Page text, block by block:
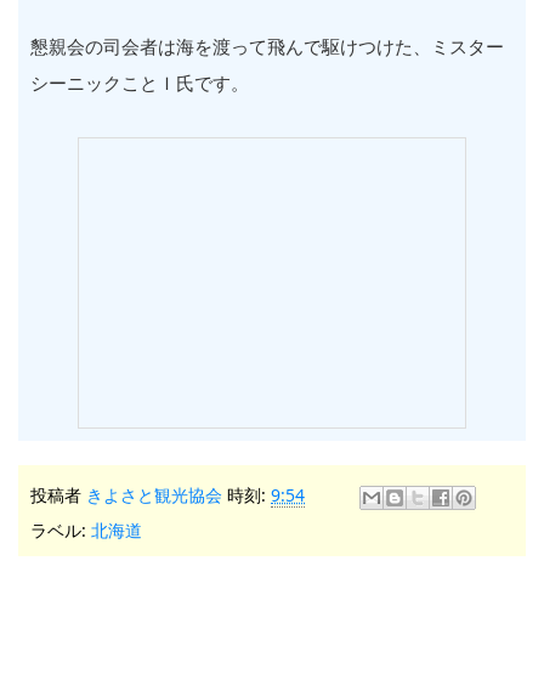
懇親会の司会者は海を渡って飛んで駆けつけた、ミスター
シーニックことＩ氏です。
投稿者 きよさと観光協会 時刻: 9:54
ラベル: 北海道